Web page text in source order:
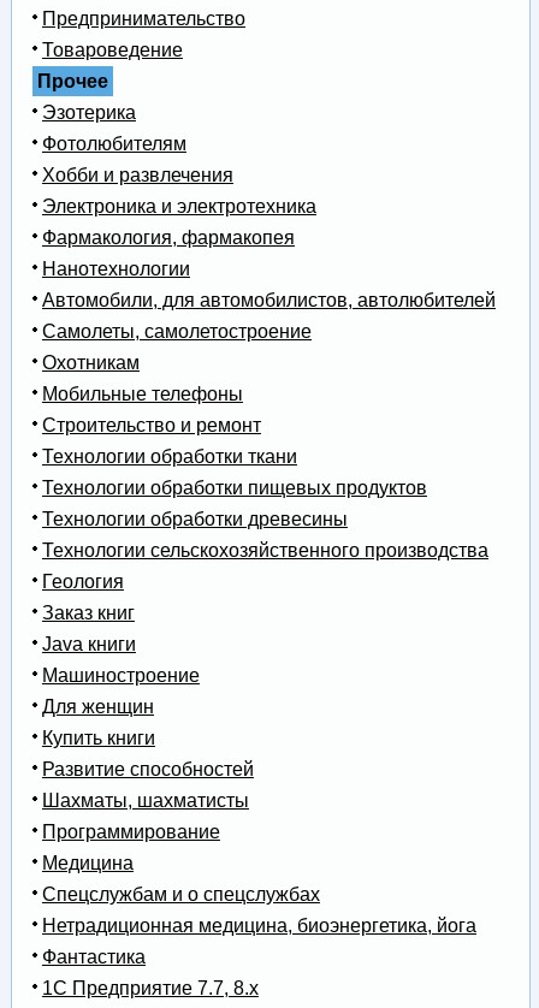
Предпринимательство
Товароведение
Прочее
Эзотерика
Фотолюбителям
Хобби и развлечения
Электроника и электротехника
Фармакология, фармакопея
Нанотехнологии
Автомобили, для автомобилистов, автолюбителей
Самолеты, самолетостроение
Охотникам
Мобильные телефоны
Строительство и ремонт
Технологии обработки ткани
Технологии обработки пищевых продуктов
Технологии обработки древесины
Технологии сельскохозяйственного производства
Геология
Заказ книг
Java книги
Машиностроение
Для женщин
Купить книги
Развитие способностей
Шахматы, шахматисты
Программирование
Медицина
Спецслужбам и о спецслужбах
Нетрадиционная медицина, биоэнергетика, йога
Фантастика
1С Предприятие 7.7, 8.x